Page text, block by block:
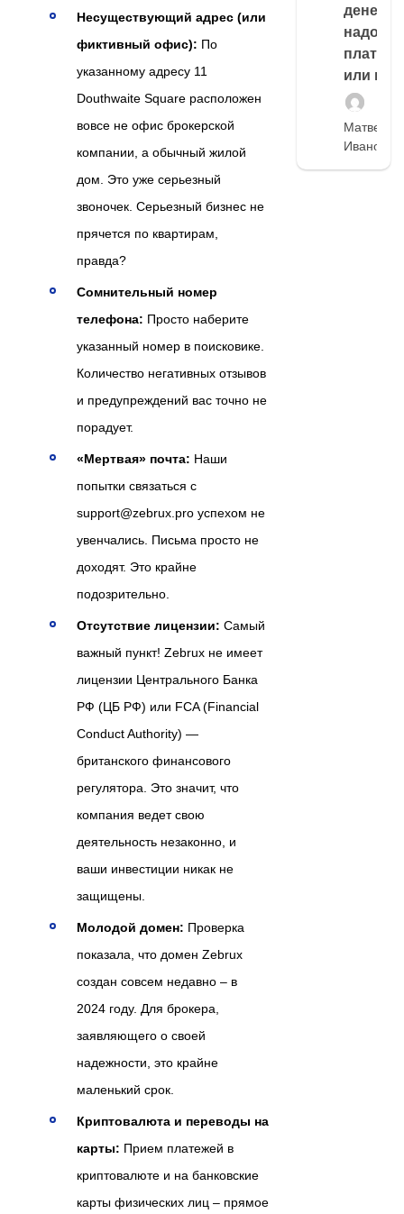
Несуществующий адрес (или
фиктивный офис): По
указанному адресу 11
Douthwaite Square расположен
вовсе не офис брокерской
компании, а обычный жилой
дом. Это уже серьезный
звоночек. Серьезный бизнес не
прячется по квартирам,
правда?
Сомнительный номер
телефона: Просто наберите
указанный номер в поисковике.
Количество негативных отзывов
и предупреждений вас точно не
порадует.
«Мертвая» почта: Наши
попытки связаться с
support@zebrux.pro успехом не
увенчались. Письма просто не
доходят. Это крайне
подозрительно.
Отсутствие лицензии: Самый
важный пункт! Zebrux не имеет
лицензии Центрального Банка
РФ (ЦБ РФ) или FCA (Financial
Conduct Authority) —
британского финансового
регулятора. Это значит, что
компания ведет свою
деятельность незаконно, и
ваши инвестиции никак не
защищены.
Молодой домен: Проверка
показала, что домен Zebrux
создан совсем недавно – в
2024 году. Для брокера,
заявляющего о своей
надежности, это крайне
маленький срок.
Криптовалюта и переводы на
карты: Прием платежей в
криптовалюте и на банковские
карты физических лиц – прямое
денег,
надо
платить
или
Матвей
Иванов